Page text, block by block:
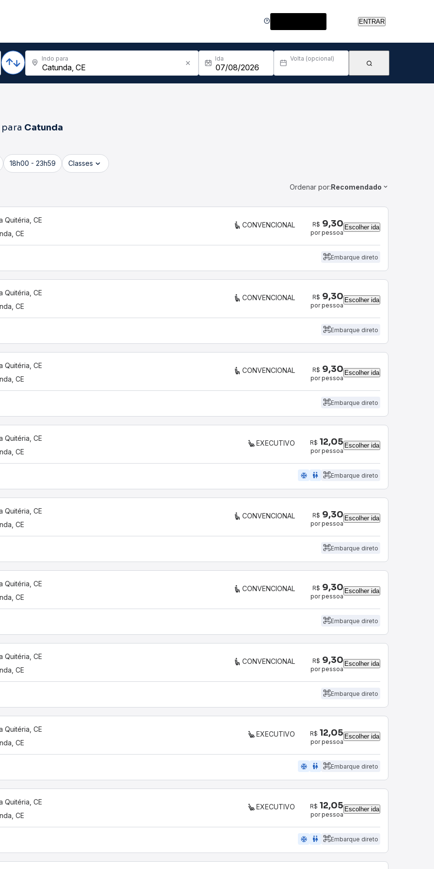
ENTRAR
Indo para Ida Volta (opcional)
para Catunda
18h00 - 23h59 Classes
Ordenar por:Recomendado
Quitéria, CE
CE
CONVENCIONAL R$ 9,30
por pessoa
Escolher ida
Embarque direto
Quitéria, CE
CE
CONVENCIONAL R$ 9,30
por pessoa
Escolher ida
Embarque direto
Quitéria, CE
CE
CONVENCIONAL R$ 9,30
por pessoa
Escolher ida
Embarque direto
Quitéria, CE
CE
EXECUTIVO R$ 12,05
por pessoa
Escolher ida
ac_unit wc Embarque direto
Quitéria, CE
CE
CONVENCIONAL R$ 9,30
por pessoa
Escolher ida
Embarque direto
Quitéria, CE
CE
CONVENCIONAL R$ 9,30
por pessoa
Escolher ida
Embarque direto
Quitéria, CE
CE
CONVENCIONAL R$ 9,30
por pessoa
Escolher ida
Embarque direto
Quitéria, CE
CE
EXECUTIVO R$ 12,05
por pessoa
Escolher ida
ac_unit wc Embarque direto
Quitéria, CE
CE
EXECUTIVO R$ 12,05
por pessoa
Escolher ida
ac_unit wc Embarque direto